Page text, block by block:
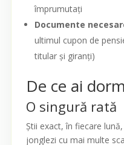
împrumutați
Documente
ultimul cupon de
titular și giranți)
De ce ai
O singură rată
Știi exact, în fiecare
jonglezi cu mai multe